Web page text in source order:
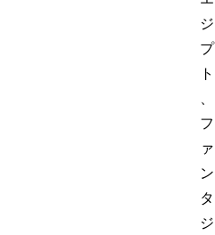
ジ
プ
ト
フ
ァ
ン
タ
ジ